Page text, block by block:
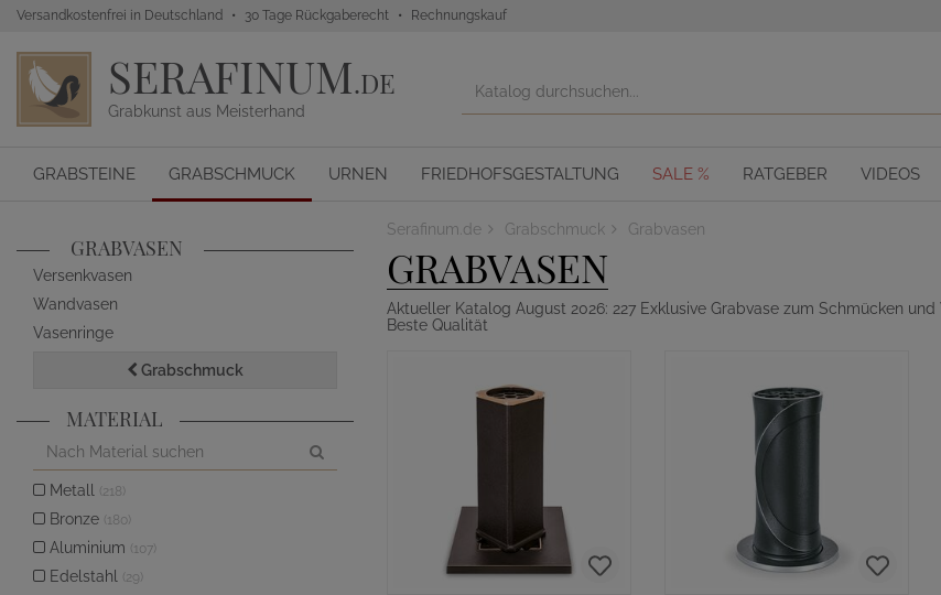
Versandkostenfrei in Deutschland 30 Tage Rückgaberecht Rechnungskauf
SERAFINUM.DE
Grabkunst aus Meisterhand
GRABSTEINE GRABSCHMUCK URNEN FRIEDHOFSGESTALTUNG SALE % RATGEBER VIDEOS
Serafinum.de Grabschmuck Grabvasen
GRABVASEN
Aktueller Katalog August 2026: 227 Exklusive Grabvase zum Schmücken
Beste Qualität
GRABVASEN
Versenkvasen
Wandvasen
Vasenringe
Grabschmuck
MATERIAL
Metall (218)
Bronze (180)
Aluminium (107)
Edelstahl (29)